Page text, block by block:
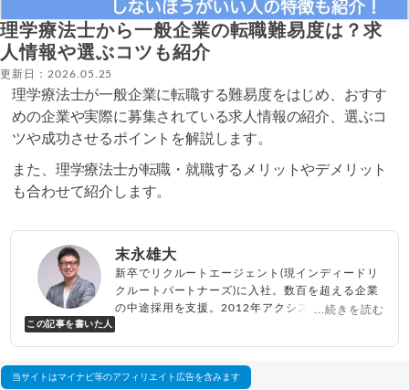
理学療法士から一般企業の転職難易度は？求
人情報や選ぶコツも紹介
更新日：2026.05.25
理学療法士が一般企業に転職する難易度をはじめ、おすす
めの企業や実際に募集されている求人情報の紹介、選ぶコ
ツや成功させるポイントを解説します。
また、理学療法士が転職・就職するメリットやデメリット
も合わせて紹介します。
この記事を書いた人
末永雄大
新卒でリクルートエージェント(現インディードリ
クルートパートナーズ)に入社。数百を超える企業
の中途採用を支援。2012年アクシス(株)設立、代
べらない転職エージェント
...続きを読む
当サイトはマイナビ等のアフィリエイト広告を含みます